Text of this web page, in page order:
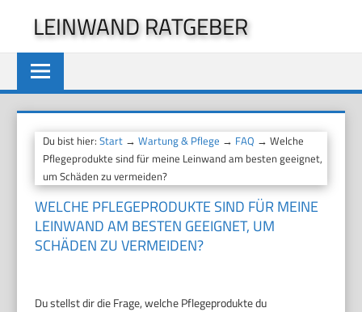
springen
LEINWAND RATGEBER
Du bist hier:Start →Wartung & Pflege → FAQ → Welche
Pflegeprodukte sind für meine Leinwand am besten geeignet,
um Schäden zu vermeiden?
WELCHE PFLEGEPRODUKTE SIND FÜR MEINE
LEINWAND AM BESTEN GEEIGNET, UM
SCHÄDEN ZU VERMEIDEN?
Du stellst dir die Frage, welche Pflegeprodukte du